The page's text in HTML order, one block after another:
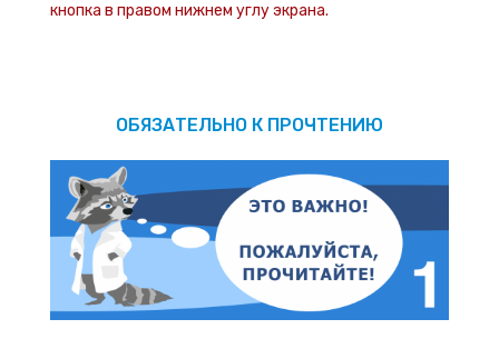
кнопка в правом нижнем углу экрана.
ОБЯЗАТЕЛЬНО К ПРОЧТЕНИЮ